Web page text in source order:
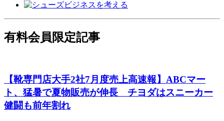
有料会員限定記事
【靴専門店大手2社7月度売上高速報】ABCマー
ト、猛暑で夏物販売が伸長 チヨダはスニーカー
健闘も前年割れ